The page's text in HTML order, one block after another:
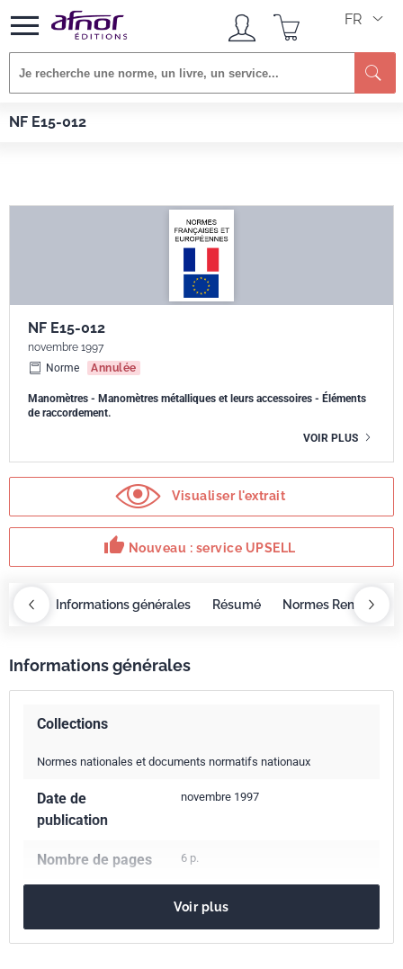
FR
NF E15-012
Afnor EDITIONS
NF E15-012
novembre 1997
Norme
Annulée
Manomètres - Manomètres métalliques et leurs accessoires - Éléments
de raccordement.
VOIR PLUS
Visualiser l'extrait
thumb_up Nouveau : service UPSELL
Informations générales Résumé Normes
Informations générales
Collections
Normes nationales et documents normatifs nationaux
Date de
publication
novembre 1997
Nombre de pages 6 p.
Codes ICS
Voir plus